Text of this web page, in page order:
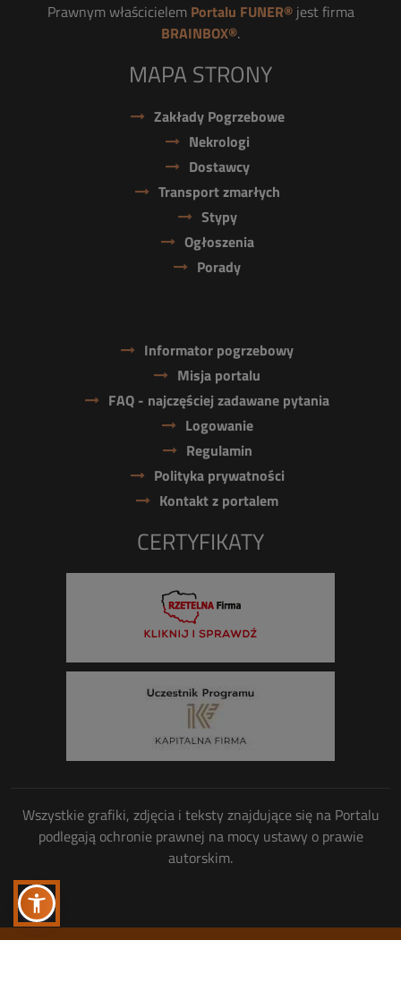
Prawnym właścicielem Portalu FUNER®jest firma
BRAINBOX®.
MAPA STRONY
Zakłady Pogrzebowe
Nekrologi
Dostawcy
Transport zmarłych
Stypy
Ogłoszenia
Porady
Informator pogrzebowy
Misja portalu
FAQ - najczęściej zadawane pytania
Logowanie
Regulamin
Polityka prywatności
Kontakt z portalem
CERTYFIKATY
Wszystkie grafiki, zdjęcia i teksty znajdujące się na Portalu
podlegają ochronie prawnej na mocy ustawy o prawie
autorskim.